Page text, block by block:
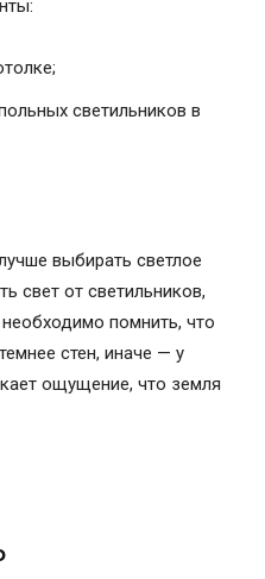
светильников в
выбирать светлое
свет от светильников,
помнить, что
стен, иначе — у
ощущение, что земля